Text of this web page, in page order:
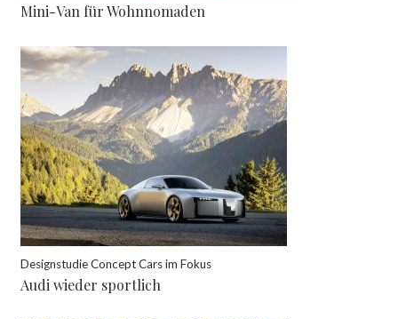
Mini-Van für Wohnnomaden
Designstudie Concept Cars im Fokus
Audi wieder sportlich